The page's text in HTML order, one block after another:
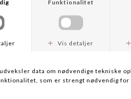
og 50 % post-consumer genanvendt
Blød jerseystrikfor komfort hele
Klassisk rund hals, alsidig og
Ribkant ved halsudskæringen og
Lige kant, kan bæres både løst og
Bæredygtig produktion–